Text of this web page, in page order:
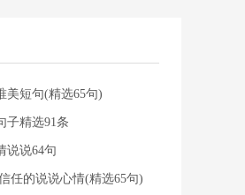
美短句(精选65句)
子精选91条
说说64句
任的说说心情(精选65句)